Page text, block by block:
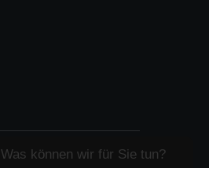
Was können wir für Sie tun?